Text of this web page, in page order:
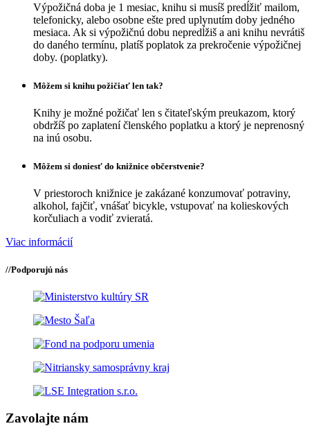
Výpožičná doba je 1 mesiac, knihu si musíš predĺžiť mailom,
telefonicky, alebo osobne ešte pred uplynutím doby jedného
mesiaca. Ak si výpožičnú dobu nepredĺžiš a ani knihu nevrátiš
do daného termínu, platíš poplatok za prekročenie výpožičnej
doby. (poplatky).
Môžem si knihu požičiať len tak?
Knihy je možné požičať len s čitateľským preukazom, ktorý
obdržíš po zaplatení členského poplatku a ktorý je neprenosný
na inú osobu.
Môžem si doniesť do knižnice občerstvenie?
V priestoroch knižnice je zakázané konzumovať potraviny,
alkohol, fajčiť, vnášať bicykle, vstupovať na kolieskových
korčuliach a vodiť zvieratá.
Viac informácií
//Podporujú nás
Zavolajte nám